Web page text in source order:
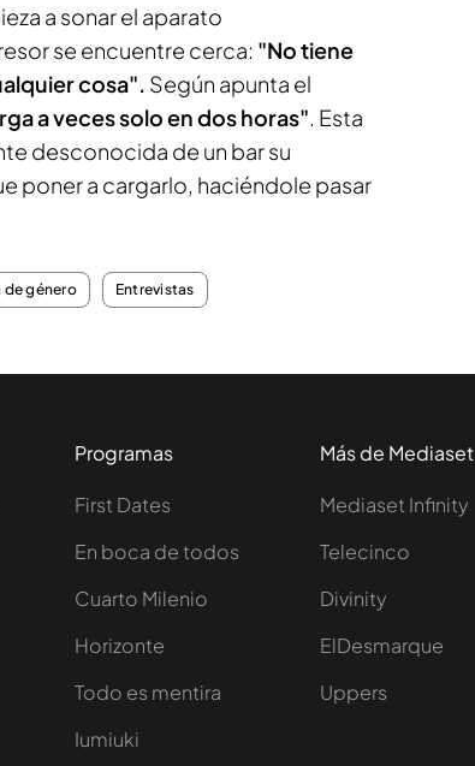
a sonar el aparato
se encuentre cerca: "No tiene
cosa". Según apunta el
a veces solo en dos horas". Esta
desconocida de un bar su
poner a cargarlo, haciéndole pasar
de género Entrevistas
Programas
First Dates
En boca de todos
Cuarto Milenio
Horizonte
Todo es mentira
Iumiuki
Más de Mediaset
Mediaset Infinity
Telecinco
Divinity
ElDesmarque
Uppers